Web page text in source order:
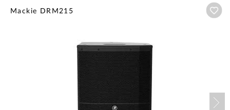
Mackie DRM215